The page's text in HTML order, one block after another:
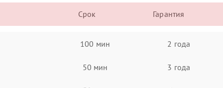
Срок Гарантия
100 мин 2 года
50 мин 3 года